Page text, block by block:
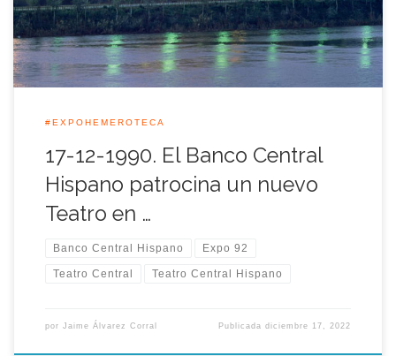
#EXPOHEMEROTECA
17-12-1990. El Banco Central
Hispano patrocina un nuevo
Teatro en …
Banco Central Hispano Expo 92
Teatro Central Teatro Central Hispano
por Jaime Álvarez Corral Publicadadiciembre 17, 2022